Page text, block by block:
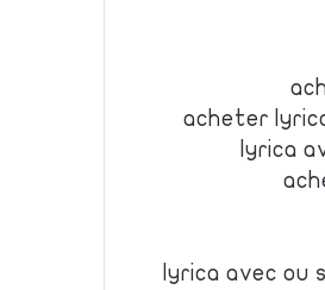
acheter
lyrica
lyrica avec ou